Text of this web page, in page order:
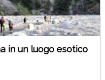
in un luogo esotico